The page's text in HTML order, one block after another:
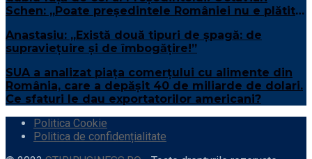
Schen: „Poate președintele României nu e plătit
Anastasiu: „Există două tipuri de șpagă: de
supraviețuire și de îmbogățire!”
SUA a analizat piața comerțului cu alimente din
România, care a depășit 40 de miliarde de dolari.
Ce sfaturi le dau exportatorilor americani?
Politica Cookie
Politica de confidențialitate